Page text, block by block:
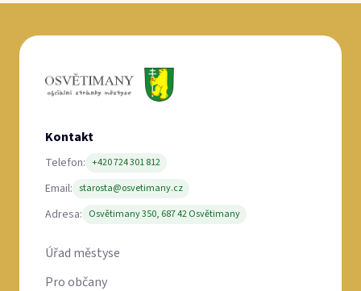
Kontakt
Telefon: +420 724 301 812
Email: starosta@osvetimany.cz
Adresa: Osvětimany 350, 687 42 Osvětimany
Úřad městyse
Pro občany